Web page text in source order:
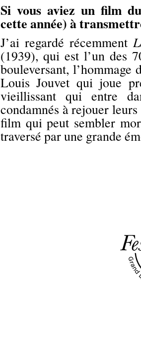
Si vous aviez un film
cette année) à
J’ai regardé récemment
(1939), qui est l’un des
bouleversant, l’hommage
Louis Jouvet qui joue
vieillissant qui entre
condamnés à rejouer
film qui peut sembler
traversé par une grande